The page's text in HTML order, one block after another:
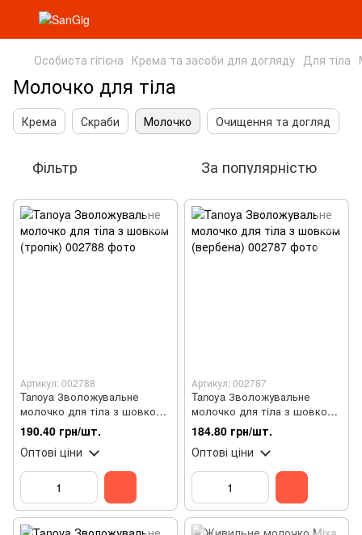
Особиста гігієна Крема та засоби для догляду Для тіла
Молочко для тіла
Крема Скраби Молочко Очищення та догляд
Фільтр За популярністю
Артикул: 002788
Tanoya Зволожувальне
молочко для тіла з шовком
(тропік)
190.40 грн/шт.
Оптові ціни
Артикул: 002787
Tanoya Зволожувальне
молочко для тіла з шовком
(вербена)
184.80 грн/шт.
Оптові ціни